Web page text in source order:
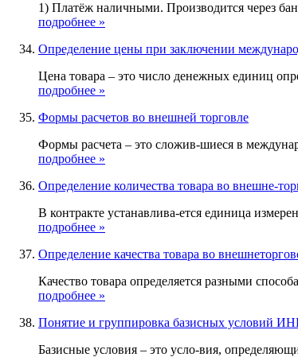
1) Платёж наличными. Производится через
подробнее »
Определение цены при заключении
Цена товара – это число денежных единиц
подробнее »
Формы расчетов во внешней торговле
Формы расчета – это сложив-шиеся в
подробнее »
Определение количества товара во внешне-
В контракте устанавлива-ется единица
подробнее »
Определение качества товара во
Качество товара определяется разными
подробнее »
Понятие и группировка базисных условий
Базисные условия – это усло-вия,